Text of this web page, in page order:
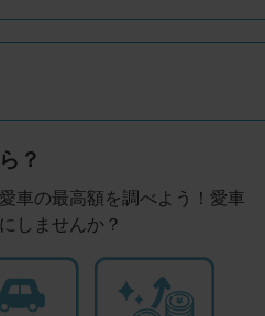
？
車の最高額を調べよう！愛車
しませんか？